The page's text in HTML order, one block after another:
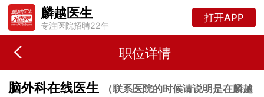
麟越医生
专注医院招聘22年
打开APP
职位详情
脑外科在线医生
（联系医院的时候请说明是在麟越